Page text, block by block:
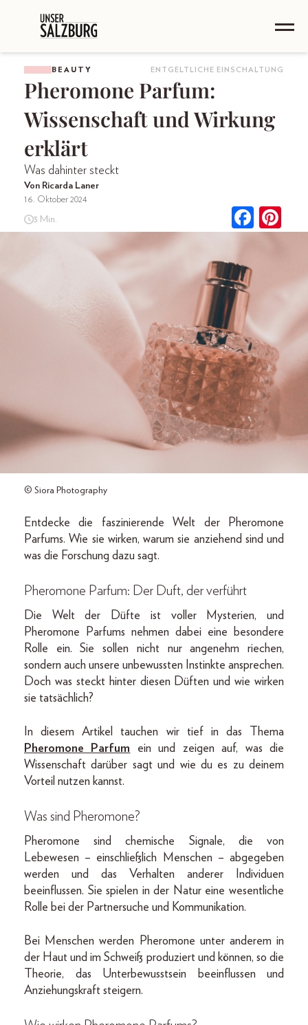
BEAUTY ENTGELTLICHE EINSCHALTUNG
Pheromone Parfum:
Wissenschaft und Wirkung
erklärt
Was dahinter steckt
Von Ricarda Laner
16. Oktober 2024
3 Min.
© Siora Photography
Entdecke die faszinierende Welt der Pheromone
Parfums. Wie sie wirken, warum sie anziehend sind und
was die Forschung dazu sagt.
Pheromone Parfum: Der Duft, der verführt
Die Welt der Düfte ist voller Mysterien, und
Pheromone Parfums nehmen dabei eine besondere
Rolle ein. Sie sollen nicht nur angenehm riechen,
sondern auch unsere unbewussten Instinkte ansprechen.
Doch was steckt hinter diesen Düften und wie wirken
sie tatsächlich?
In diesem Artikel tauchen wir tief in das Thema
Pheromone Parfum ein und zeigen auf, was die
Wissenschaft darüber sagt und wie du es zu deinem
Vorteil nutzen kannst.
Was sind Pheromone?
Pheromone sind chemische Signale, die von
Lebewesen – einschließlich Menschen – abgegeben
werden und das Verhalten anderer Individuen
beeinflussen. Sie spielen in der Natur eine wesentliche
Rolle bei der Partnersuche und Kommunikation.
Bei Menschen werden Pheromone unter anderem in
der Haut und im Schweiß produziert und können, so die
Theorie, das Unterbewusstsein beeinflussen und
Anziehungskraft steigern.